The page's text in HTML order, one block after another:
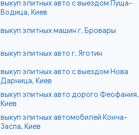
выкуп элитных авто с выездом Пуща-
Водица, Киев
выкуп элитных машин г. Бровары
выкуп элитных авто г. Яготин
выкуп элитных авто с выездом Нова
Дарница, Киев
выкуп элитных авто дорого Феофания,
Киев
выкуп элитных автомобилей Конча-
Заспа, Киев